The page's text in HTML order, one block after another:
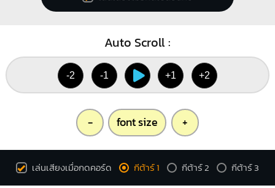
Auto Scroll :
-2 -1 +1 +2
- font size +
เล่นเสียงเมื่อกดคอร์ด กีต้าร์ 1 กีต้าร์ 2 กีต้าร์ 3